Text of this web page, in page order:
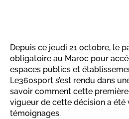
Depuis ce jeudi 21 octobre, le
obligatoire au Maroc pour
espaces publics et
Le360sport s’est rendu dans
savoir comment cette première
vigueur de cette décision a été
témoignages.